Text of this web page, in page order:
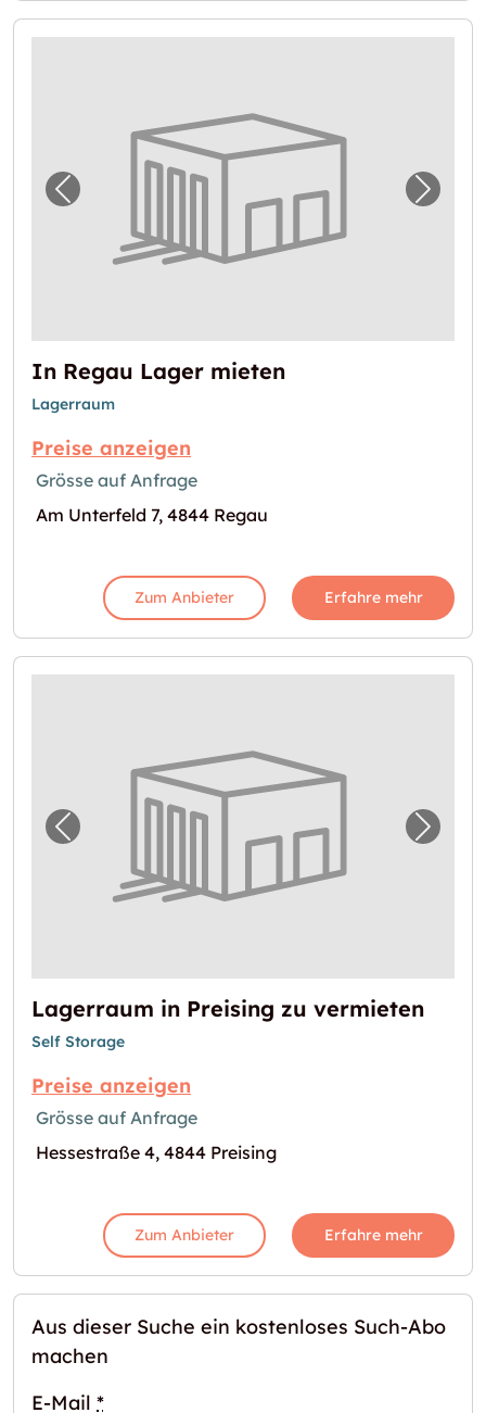
Vorheriges Bild für "In Regau Lager mieten"
In Regau Lager mieten
Lagerraum
Preise anzeigen
Grösse auf Anfrage
Am Unterfeld 7, 4844 Regau
Zum Anbieter Erfahre mehr
Vorheriges Bild für "Lagerraum in Preising
Lagerraum in Preising zu vermieten
Self Storage
Preise anzeigen
Grösse auf Anfrage
Hessestraße 4, 4844 Preising
Zum Anbieter Erfahre mehr
Aus dieser Suche ein kostenloses Such-Abo
machen
E-Mail *